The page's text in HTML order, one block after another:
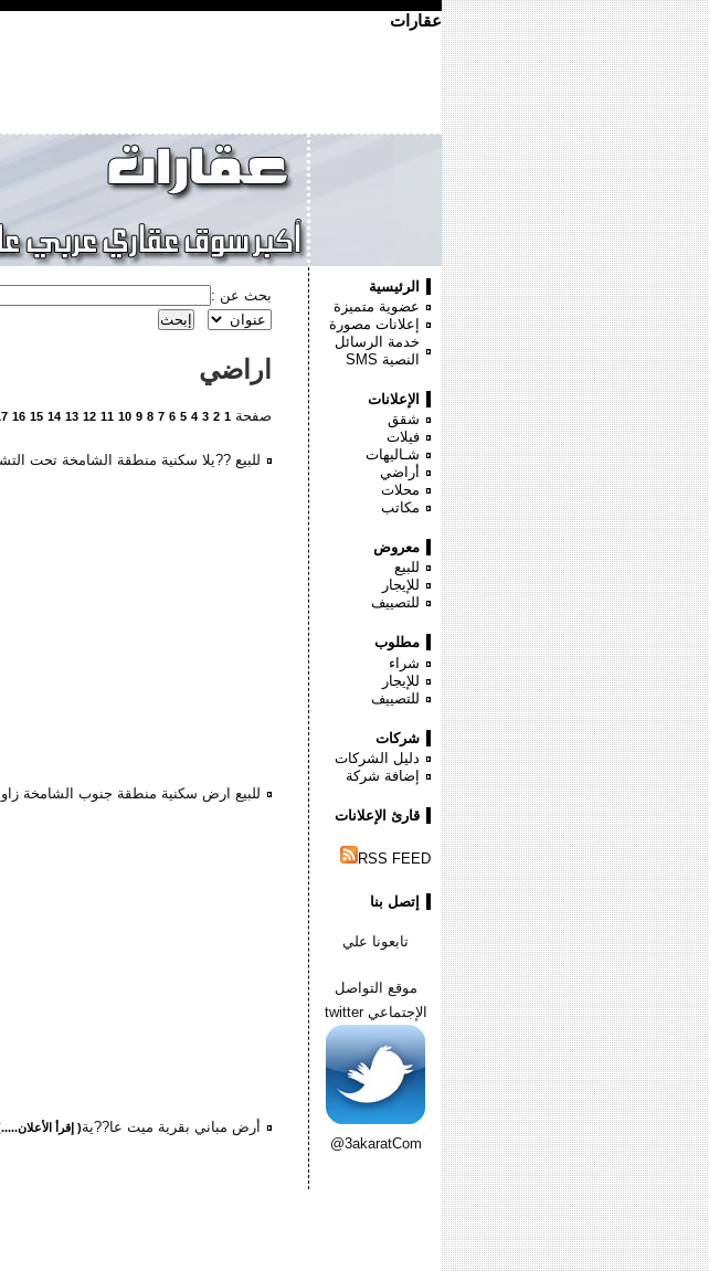
عقارات
بحث عن :
اراضي
صفحة 1
2
3
4
5
6
7
8
9
10
11
12
13
14
15
16
للبيع ??يلا سكنية منطقة الشامخة تحت
للبيع ارض سكنية منطقة جنوب الشامخة
أرض مباني بقرية ميت عا??ية( إقرأ
الرئيسية
عضوية متميزة
إعلانات مصورة
خدمة الرسائل
النصية SMS
الإعلانات
شقق
فيلات
شـاليهات
أراضي
محلات
مكاتب
معروض
للبيع
للإيجار
للتصييف
مطلوب
شراء
للإيجار
للتصييف
شركات
دليل الشركات
إضافة شركة
قارئ الإعلانات
RSS FEED
إتصل بنا
تابعونا علي
موقع التواصل
الإجتماعي twitter
@3akaratCom